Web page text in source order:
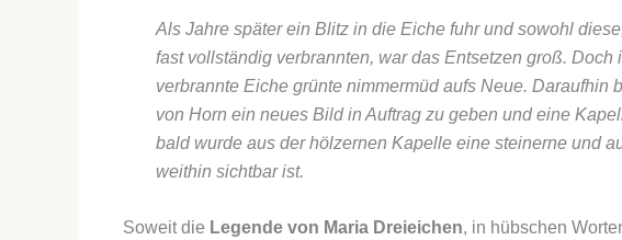
Als Jahre später ein Blitz in die Eiche fuhr und sowohl
fast vollständig verbrannten, war das Entsetzen groß.
verbrannte Eiche grünte nimmermüd aufs Neue. Daraufhin
von Horn ein neues Bild in Auftrag zu geben und eine
bald wurde aus der hölzernen Kapelle eine steinerne und
weithin sichtbar ist.
Soweit die Legende von Maria Dreieichen, in hübschen